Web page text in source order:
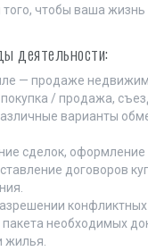
чтобы ваша жизнь
деятельности:
— продаже
/ продажа,
варианты
сделок, оформление
договоров
конфликтных
необходимых
жилья.